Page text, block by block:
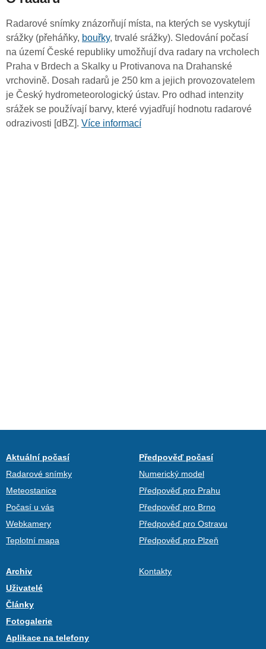
Radarové snímky znázorňují místa, na kterých se vyskytují
srážky (přeháňky, bouřky, trvalé srážky). Sledování počasí
na území České republiky umožňují dva radary na vrcholech
Praha v Brdech a Skalky u Protivanova na Drahanské
vrchovině. Dosah radarů je 250 km a jejich provozovatelem
je Český hydrometeorologický ústav. Pro odhad intenzity
srážek se používají barvy, které vyjadřují hodnotu radarové
odrazivosti [dBZ]. Více informací
Aktuální počasí
Radarové snímky
Meteostanice
Počasí u vás
Webkamery
Teplotní mapa
Předpověď počasí
Numerický model
Předpověď pro Prahu
Předpověď pro Brno
Předpověď pro Ostravu
Předpověď pro Plzeň
Archiv
Uživatelé
Články
Fotogalerie
Aplikace na telefony
Kontakty